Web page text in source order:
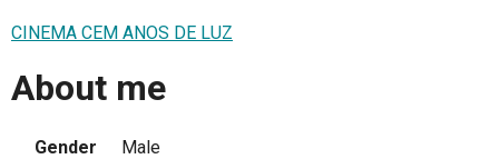
CINEMA CEM ANOS DE LUZ
About me
Gender
Male